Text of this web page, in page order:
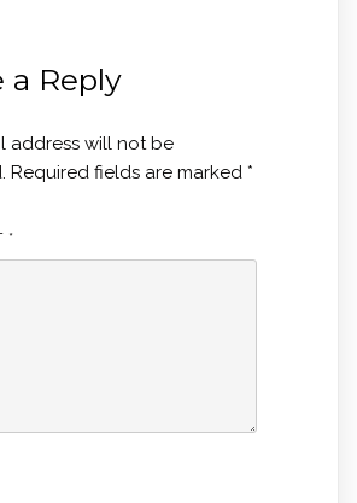
a Reply
address will not be
Required fields are marked *
*